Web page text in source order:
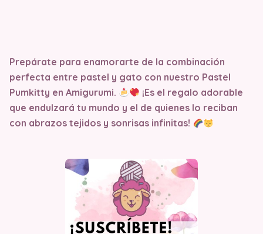
Prepárate para enamorarte de la combinación
perfecta entre pastel y gato con nuestro Pastel
Pumkitty en Amigurumi.
¡Es el regalo adorable
que endulzará tu mundo y el de quienes lo reciban
con abrazos tejidos y sonrisas infinitas!